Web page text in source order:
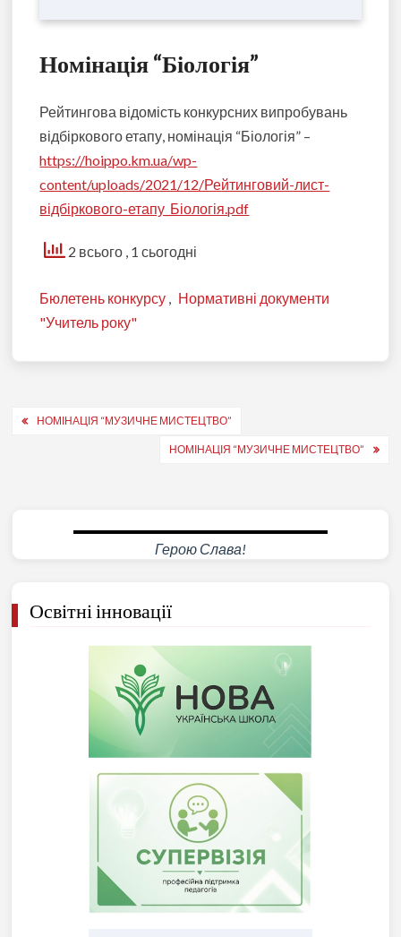
Номінація “Біологія”
Рейтингова відомість конкурсних випробувань
відбіркового етапу, номінація “Біологія” –
https://hoippo.km.ua/wp-
content/uploads/2021/12/Рейтинговий-лист-
відбіркового-етапу_Біологія.pdf
2 всього , 1 сьогодні
Бюлетень конкурсу , Нормативні документи
"Учитель року"
Навігація
НОМІНАЦІЯ “МУЗИЧНЕ МИСТЕЦТВО”
НОМІНАЦІЯ “МУЗИЧНЕ МИСТЕЦТВО”
Герою Слава!
Освітні інновації